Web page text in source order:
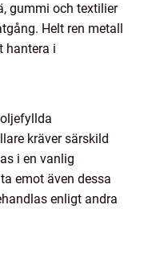
gummi och textilier
Helt ren metall
hantera i
kräver särskild
i en vanlig
emot även dessa
enligt andra